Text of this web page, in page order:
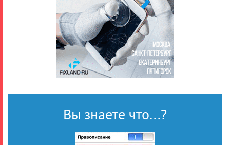
Вы знаете что...?